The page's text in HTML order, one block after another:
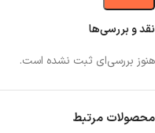
نقد و بررسی‌ها
هنوز بررسی‌ای ثبت نشده است.
محصولات مرتبط